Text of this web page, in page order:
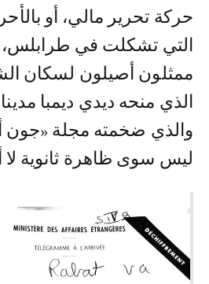
حركة تحرير مالي، أو
التي تشكلت في طرابلس،
ممثلون أصيلون لسكان
الذي منحه ديدي ديمبا
والذي ضخمته مجلة «جون
ليس سوى ظاهرة ثانوية لا